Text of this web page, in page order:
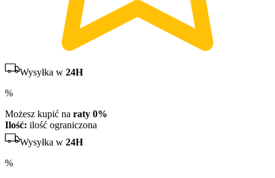
Wysyłka w 24H
%
Możesz kupić na raty 0%
Ilość: ilość ograniczona
Wysyłka w 24H
%